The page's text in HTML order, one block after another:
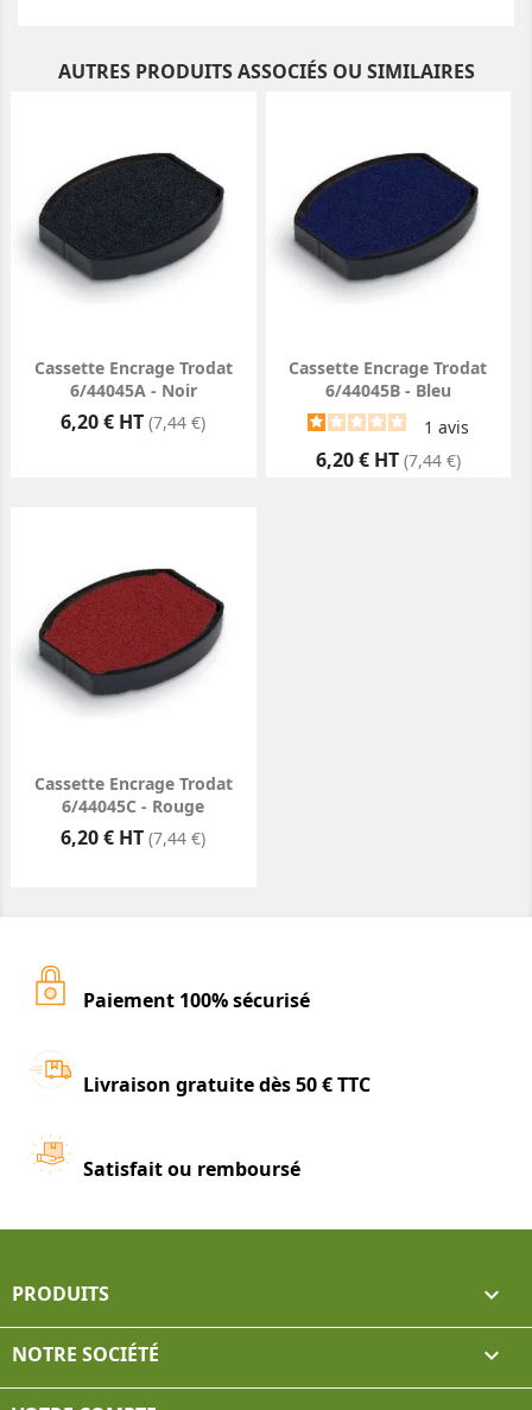
AUTRES PRODUITS ASSOCIÉS OU SIMILAIRES
Cassette Encrage Trodat
6/44045A - Noir
Prix
6,20 € HT (7,44 €)
Cassette Encrage Trodat
6/44045B - Bleu
1 avis
Prix
6,20 € HT (7,44 €)
Cassette Encrage Trodat
6/44045C - Rouge
Prix
6,20 € HT (7,44 €)
Paiement 100% sécurisé
Livraison gratuite dès 50 € TTC
Satisfait ou remboursé
PRODUITS 
NOTRE SOCIÉTÉ 